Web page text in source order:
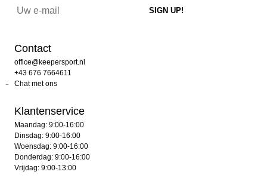
Contact
office@keepersport.nl
+43 676 7664611
Chat met ons
Klantenservice
Maandag: 9:00-16:00
Dinsdag: 9:00-16:00
Woensdag: 9:00-16:00
Donderdag: 9:00-16:00
Vrijdag: 9:00-13:00